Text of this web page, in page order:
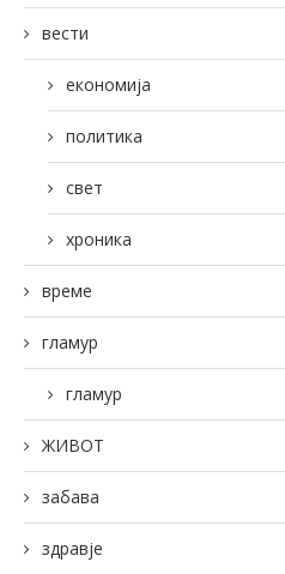
вести
економија
политика
свет
хроника
време
гламур
гламур
ЖИВОТ
забава
здравје